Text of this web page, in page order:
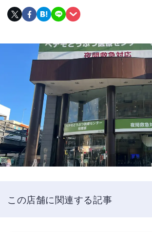
この店舗に関連する記事